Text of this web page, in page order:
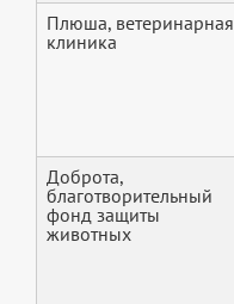
Плюша, ветеринарная
клиника
Доброта,
благотворительный
фонд защиты
животных